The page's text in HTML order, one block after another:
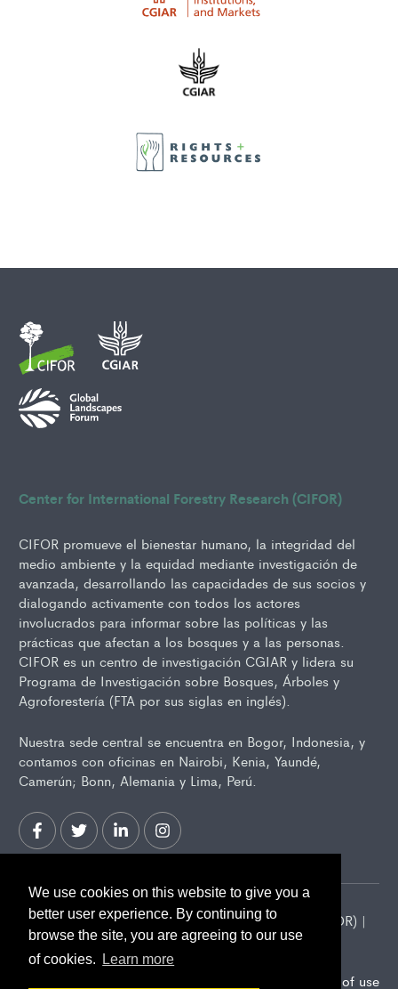
We use cookies on this website to give you a
better user experience. By continuing to
browse the site, you are agreeing to our use
of cookies.
Learn more
Center for International Forestry Research (CIFOR)
CIFOR promueve el bienestar humano, la integridad del
medio ambiente y la equidad mediante investigación de
avanzada, desarrollando las capacidades de sus socios y
dialogando activamente con todos los actores
involucrados para informar sobre las políticas y las
prácticas que afectan a los bosques y a las personas.
CIFOR es un centro de investigación CGIAR y lidera su
Programa de Investigación sobre Bosques, Árboles y
Agroforestería (FTA por sus siglas en inglés).
Nuestra sede central se encuentra en Bogor, Indonesia, y
contamos con oficinas en Nairobi, Kenia, Yaundé,
Camerún; Bonn, Alemania y Lima, Perú.
2026 Center for International Forestry Research (CIFOR) |
CIFOR is a CGIAR Research Center
Terms of use